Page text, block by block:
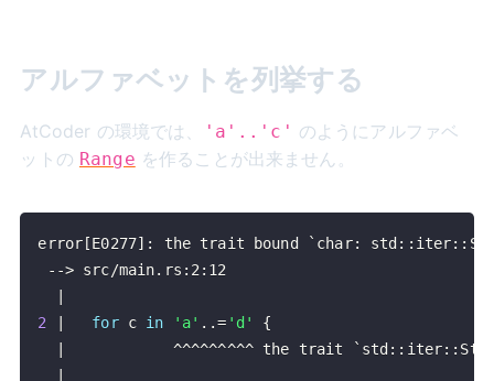
アルファベットを列挙する
AtCoder の環境では、 'a'..'c' のようにアルファベ
ットの Range を作ることが出来ません。
error [E0277] : the trait bound ` char:
-->
2
for c in 'a' ..= 'd'
{
            ^^^^^^^^^ the trait
`